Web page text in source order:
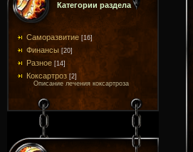
Категории раздела
Саморазвитие [16]
Финансы [20]
Разное [14]
Коксартроз [2]
Описание лечения коксартроза